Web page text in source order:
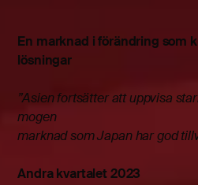
En marknad i förändring som
lösningar
”Asien fortsätter att uppvisa
mogen
marknad som Japan har god
Andra kvartalet 2023